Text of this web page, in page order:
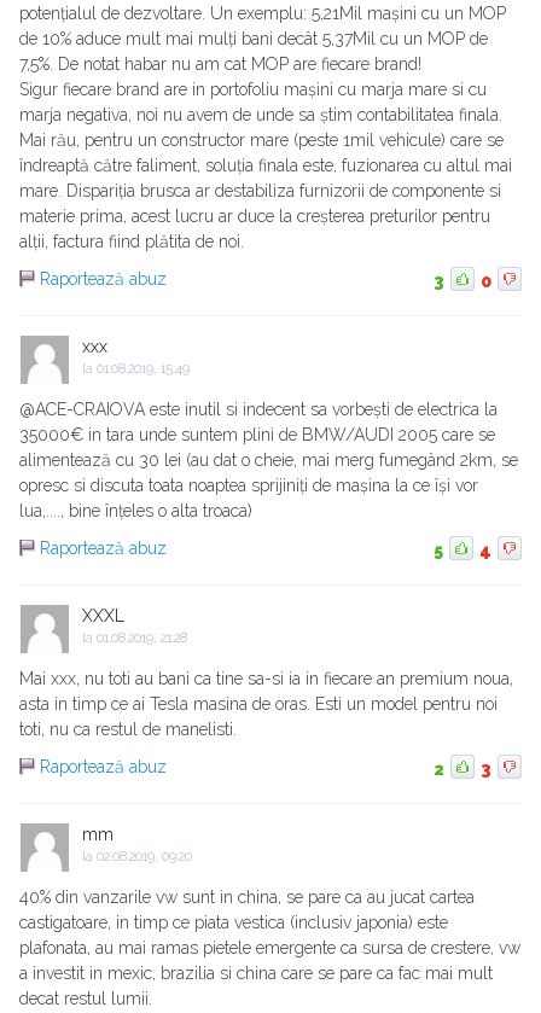
potențialul de dezvoltare. Un exemplu: 5,21Mil mașini cu un MOP
de 10% aduce mult mai mulți bani decât 5,37Mil cu un MOP de
7,5%. De notat habar nu am cat MOP are fiecare brand!
Sigur fiecare brand are in portofoliu mașini cu marja mare si cu
marja negativa, noi nu avem de unde sa știm contabilitatea finala.
Mai rău, pentru un constructor mare (peste 1mil vehicule) care se
îndreaptă către faliment, soluția finala este, fuzionarea cu altul mai
mare. Dispariția brusca ar destabiliza furnizorii de componente si
materie prima, acest lucru ar duce la creșterea preturilor pentru
alții, factura fiind plătita de noi.
Raportează abuz
3 0
xxx
la 01.08.2019, 15:49
@ACE-CRAIOVA este inutil si indecent sa vorbești de electrica la
35000€ in tara unde suntem plini de BMW/AUDI 2005 care se
alimentează cu 30 lei (au dat o cheie, mai merg fumegând 2km, se
opresc si discuta toata noaptea sprijiniți de mașina la ce își vor
lua,...., bine înțeles o alta troaca)
Raportează abuz
5 4
XXXL
la 01.08.2019, 21:28
Mai xxx, nu toti au bani ca tine sa-si ia in fiecare an premium noua,
asta in timp ce ai Tesla masina de oras. Esti un model pentru noi
toti, nu ca restul de manelisti.
Raportează abuz
2 3
mm
la 02.08.2019, 09:20
40% din vanzarile vw sunt in china, se pare ca au jucat cartea
castigatoare, in timp ce piata vestica (inclusiv japonia) este
plafonata, au mai ramas pietele emergente ca sursa de crestere, vw
a investit in mexic, brazilia si china care se pare ca fac mai mult
decat restul lumii.